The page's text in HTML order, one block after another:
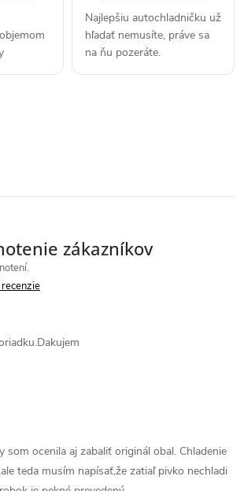
Najlepšiu autochladničku už
hľadať nemusíte, práve sa
na ňu pozeráte.
zákazníkov
som ocenila aj zabaliť originál obal. Chladenie
teda musím napísať,že zatiaľ pivko nechladi